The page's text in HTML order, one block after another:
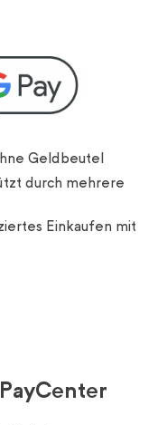
Geldbeutel
durch mehrere
Einkaufen mit